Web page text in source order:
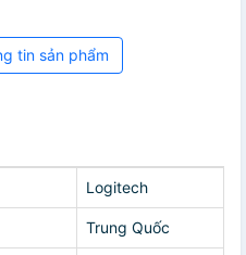
tin sản phẩm
Logitech
Trung Quốc